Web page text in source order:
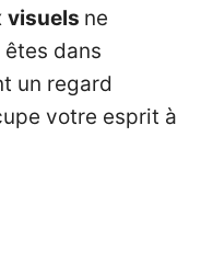
visuels ne
dans
un regard
votre esprit à